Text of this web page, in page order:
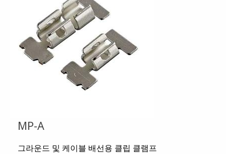
MP-A
그라운드 및 케이블 배선용 클립 클램프